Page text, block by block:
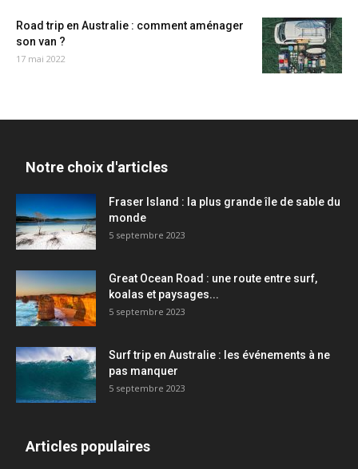
Road trip en Australie : comment aménager
son van ?
17 mai 2022
Notre choix d'articles
Fraser Island : la plus grande île de sable du
monde
5 septembre 2023
Great Ocean Road : une route entre surf,
koalas et paysages...
5 septembre 2023
Surf trip en Australie : les événements à ne
pas manquer
5 septembre 2023
Articles populaires